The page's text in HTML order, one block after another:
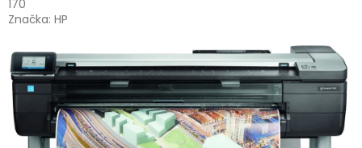
170
Značka: HP